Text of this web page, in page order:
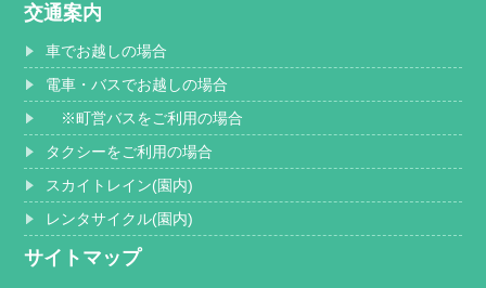
交通案内
車でお越しの場合
電車・バスでお越しの場合
※町営バスをご利用の場合
タクシーをご利用の場合
スカイトレイン(園内)
レンタサイクル(園内)
サイトマップ